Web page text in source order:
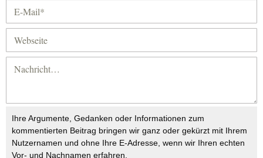
Ihre Argumente, Gedanken oder Informationen zum
kommentierten Beitrag bringen wir ganz oder gekürzt mit Ihrem
Nutzernamen und ohne Ihre E-Adresse, wenn wir Ihren echten
Vor- und Nachnamen erfahren.